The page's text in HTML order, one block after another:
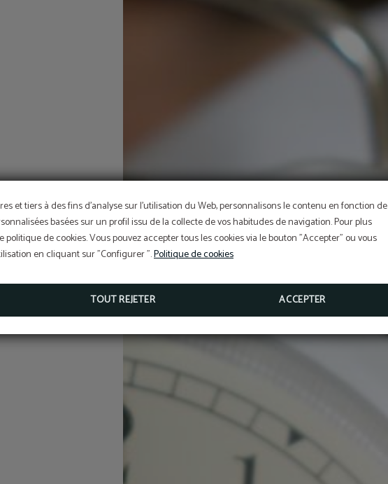
et tiers à des fins d'analyse sur l'utilisation du Web, personnalisons le contenu en fonction de
basées sur un profil issu de la collecte de vos habitudes de navigation. Pour plus
de cookies. Vous pouvez accepter tous les cookies via le bouton "Accepter" ou vous
en cliquant sur "Configurer ".Politique de cookies
TOUT REJETER ACCEPTER